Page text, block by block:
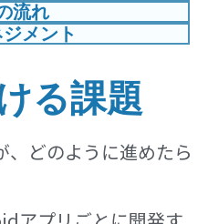
流れ
メント
る課題
、どのように進めたら